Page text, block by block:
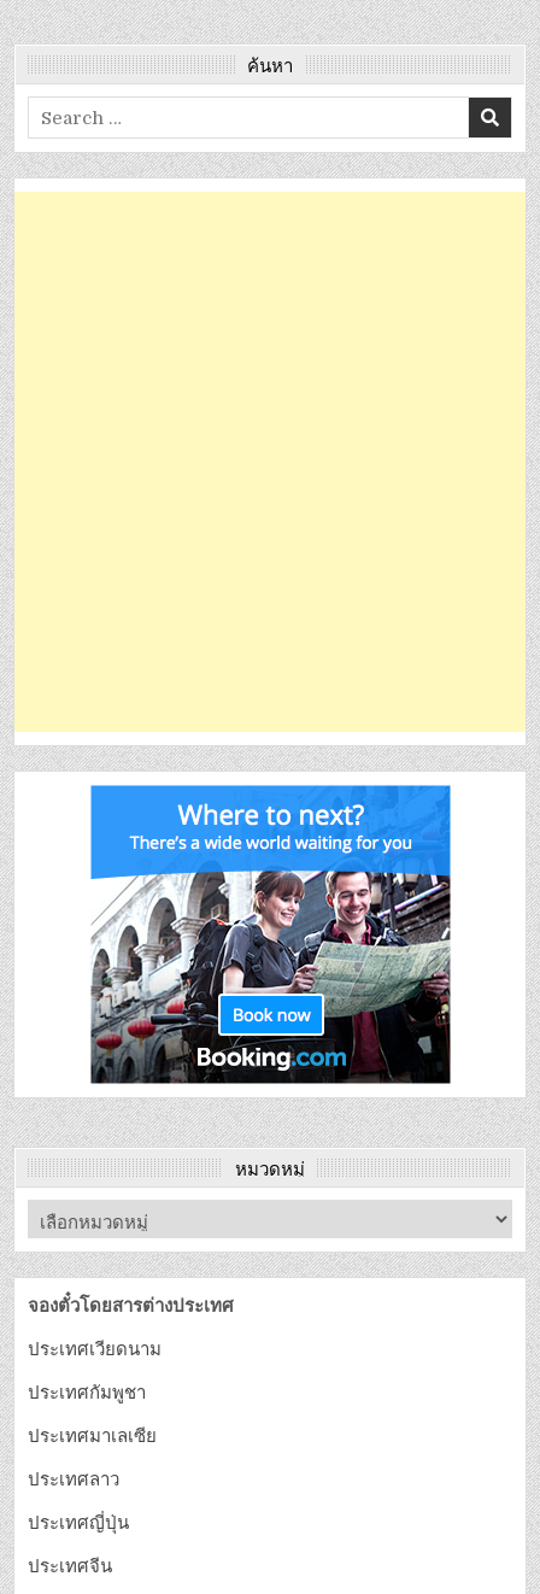
ค้นหา
Search
for:
หมวดหมู่
จองตั๋วโดยสารต่างประเทศ
ประเทศเวียดนาม
ประเทศกัมพูชา
ประเทศมาเลเซีย
ประเทศลาว
ประเทศญี่ปุ่น
ประเทศจีน